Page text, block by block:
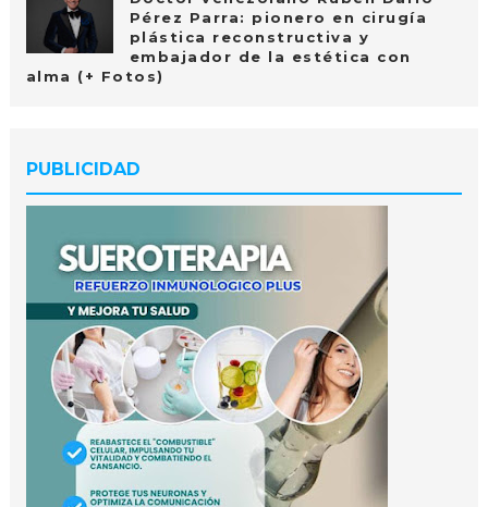
Pérez Parra: pionero en cirugía
plástica reconstructiva y
embajador de la estética con
alma (+ Fotos)
PUBLICIDAD